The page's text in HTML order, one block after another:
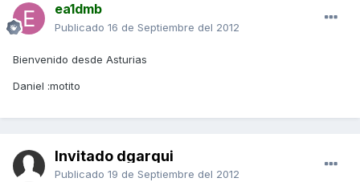
ea1dmb
Publicado 16 de Septiembre del 2012
Bienvenido desde Asturias
Daniel :motito
Invitado dgarqui
Publicado 19 de Septiembre del 2012